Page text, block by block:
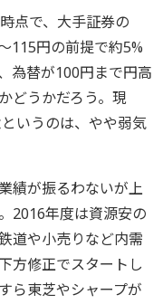
点で、大手証券の
115円の前提で約5%
為替が100円まで円高
どうかだろう。現
いうのは、やや弱気
績が振るわないが上
2016年度は資源安の
道や小売りなど内需
方修正でスタートし
ら東芝やシャープが